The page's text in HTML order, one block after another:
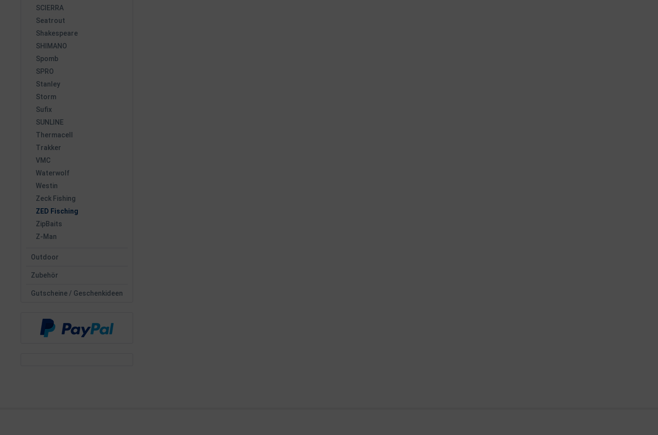
SCIERRA
Seatrout
Shakespeare
SHIMANO
Spomb
SPRO
Stanley
Storm
Sufix
SUNLINE
Thermacell
Trakker
VMC
Waterwolf
Westin
Zeck Fishing
ZED Fisching
ZipBaits
Z-Man
Outdoor
Zubehör
Gutscheine / Geschenkideen